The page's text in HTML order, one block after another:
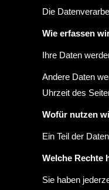
Die
Wie erfassen
Ihre Daten
Andere Daten
Uhrzeit des
Wofür nutzen
Ein Teil der
Welche Rechte
Sie haben